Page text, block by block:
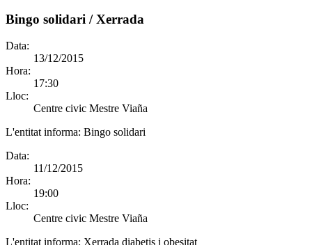
Bingo solidari / Xerrada
Data:
13/12/2015
Hora:
17:30
Lloc:
Centre civic Mestre Viaña
L'entitat informa: Bingo solidari
Data:
11/12/2015
Hora:
19:00
Lloc:
Centre civic Mestre Viaña
L'entitat informa: Xerrada diabetis i obesitat